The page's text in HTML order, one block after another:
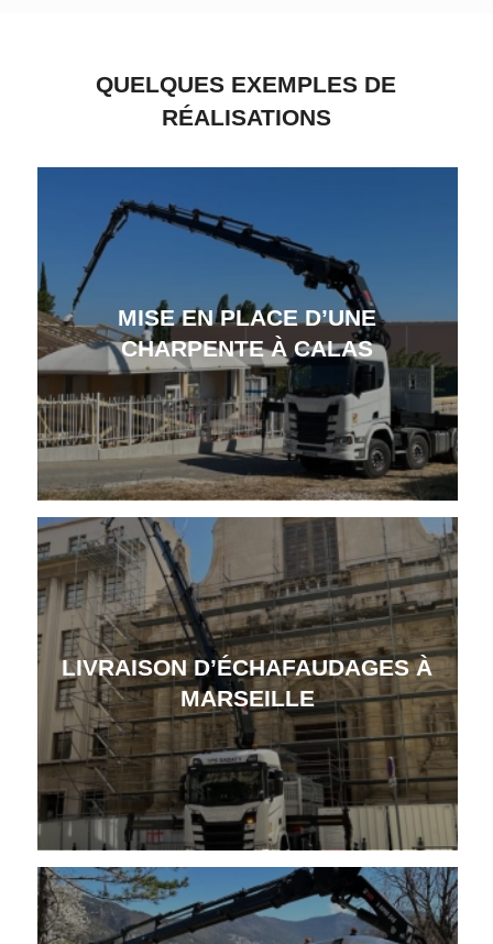
QUELQUES EXEMPLES DE
RÉALISATIONS
MISE EN PLACE D’UNE
CHARPENTE À CALAS
LIVRAISON D’ÉCHAFAUDAGES À
MARSEILLE